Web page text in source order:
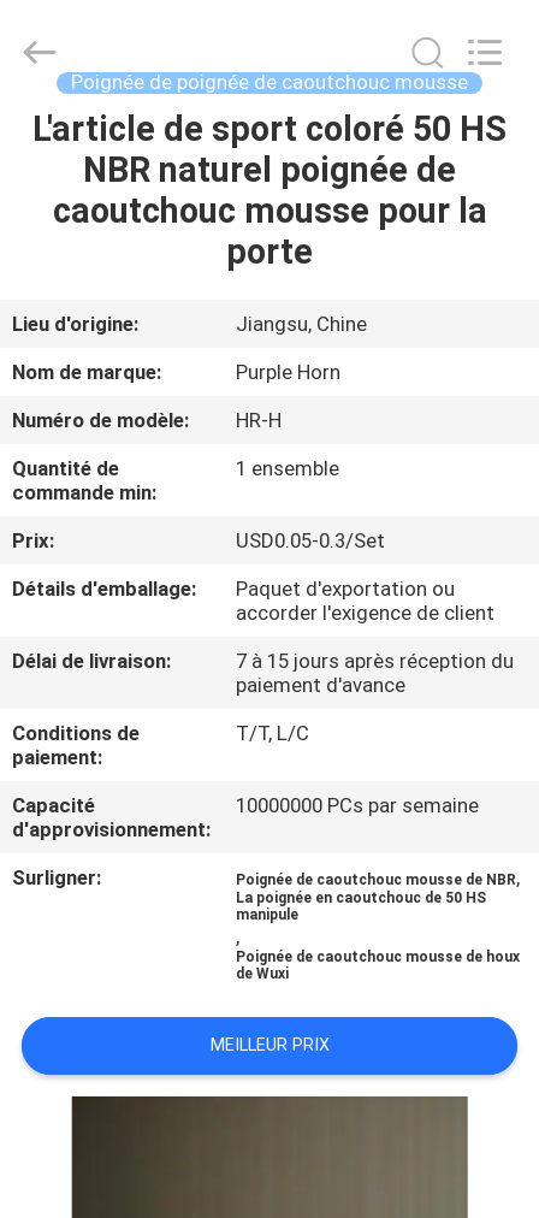
MAISON
PRODUITS
SUJET
DE
NOUS
VISITE
D'USINE
CONTRÔLE
QUALITÉ
CONTACTEZ-
NOUS
BLOG
CITATION
Commerce
Reserved.
Poignée de poignée de caoutchouc mousse
L'article de sport coloré 50 HS
NBR naturel poignée de
caoutchouc mousse pour la
porte
Lieu d'origine:
Jiangsu, Chine
Nom de marque:
Purple Horn
Numéro de modèle:
HR-H
Quantité de
commande min:
1 ensemble
Prix:
USD0.05-0.3/Set
Détails d'emballage:
Paquet d'exportation ou
accorder l'exigence de client
Délai de livraison:
7 à 15 jours après réception du
paiement d'avance
Conditions de
paiement:
T/T, L/C
Capacité
d'approvisionnement:
10000000 PCs par semaine
Surligner: Poignée de caoutchouc mousse de NBR,
La poignée en caoutchouc de 50 HS
manipule
,
Poignée de caoutchouc mousse de houx
de Wuxi
MEILLEUR PRIX